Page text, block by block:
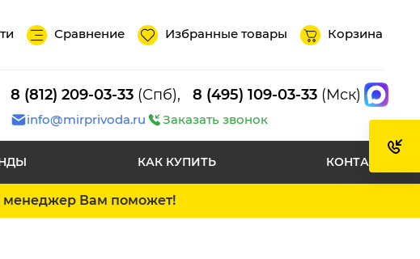
Сравнение Избранные товары Корзина
8 (812) 209-03-33 (Спб), 8 (495) 109-03-33 (Мск)
info@mirprivoda.ru Заказать звонок
КАК КУПИТЬ КОНТАКТЫ
менеджер Вам поможет!